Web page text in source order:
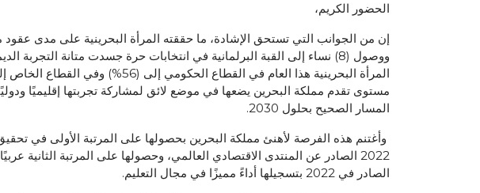
الحضور الكريم،
ووصول (8) نساء إلى القبة البرلمانية في انتخابات حرة جسدت متانة
مستوى تقدم مملكة البحرين يضعها في موضع لائق لمشاركة تجربتها إقليميًا
المسار الصحيح بحلول 2030.
الصادر في 2022 بتسجيلها أداءً مميزًا في مجال التعليم.